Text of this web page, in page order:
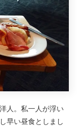
人。私一人が浮い
早い昼食としまし